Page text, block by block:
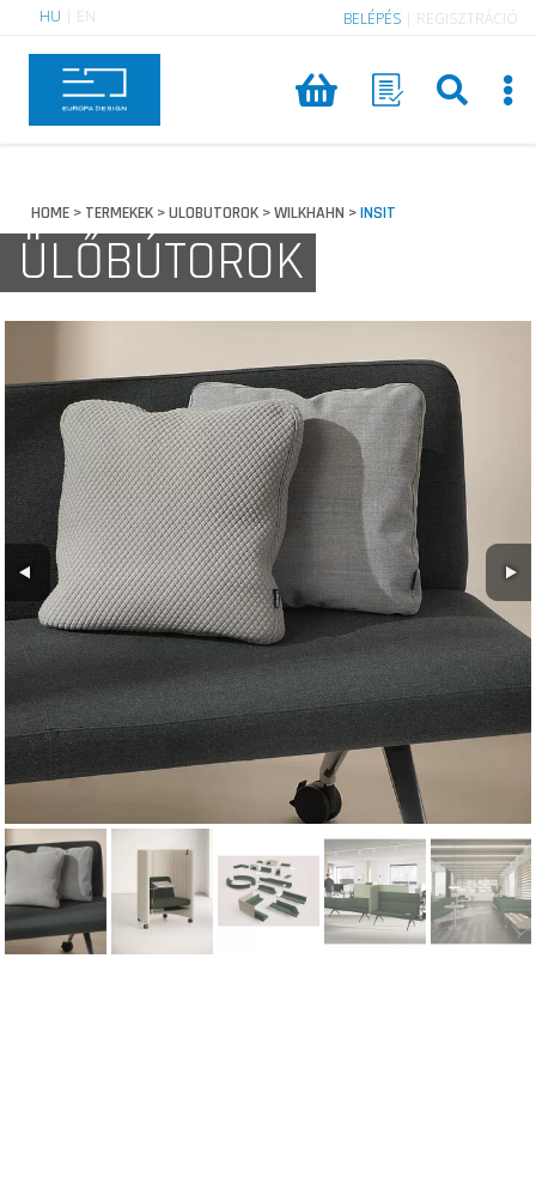
HU EN BELÉPÉS REGISZTRÁCIÓ
HOME > TERMEKEK >ULOBUTOROK >WILKHAHN >INSIT
ÜLŐBÚTOROK